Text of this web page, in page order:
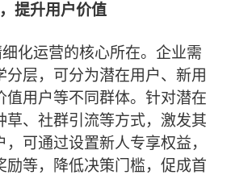
提升用户价值
化运营的核心所在。企业需
分层，可分为潜在用户、新用
值用户等不同群体。针对潜在
草、社群引流等方式，激发其
可通过设置新人专享权益，
励等，降低决策门槛，促成首